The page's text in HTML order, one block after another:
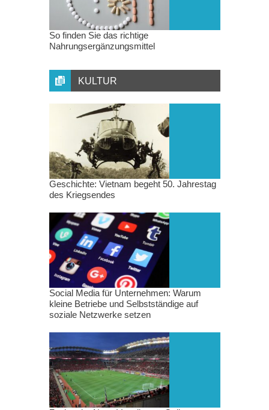
So finden Sie das richtige
Nahrungsergänzungsmittel
KULTUR
Geschichte: Vietnam begeht 50. Jahrestag
des Kriegsendes
Social Media für Unternehmen: Warum
kleine Betriebe und Selbstständige auf
soziale Netzwerke setzen